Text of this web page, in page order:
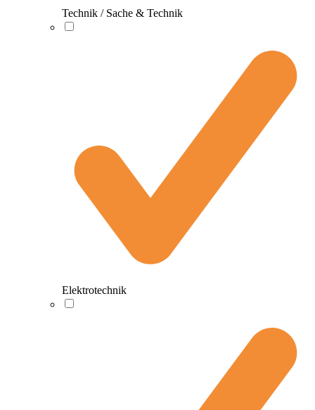
Technik / Sache & Technik
Elektrotechnik